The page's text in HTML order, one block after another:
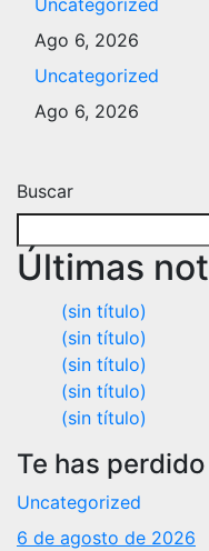
Ago 6, 2026
Uncategorized
Ago 6, 2026
Buscar
Últimas
(sin título)
(sin título)
(sin título)
(sin título)
(sin título)
Te has perdido
Uncategorized
6 de agosto de 2026